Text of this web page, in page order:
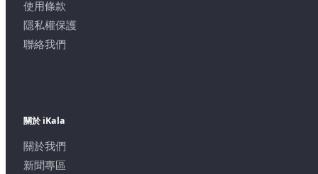
使用條款
隱私權保護
聯絡我們
關於 iKala
關於我們
新聞專區